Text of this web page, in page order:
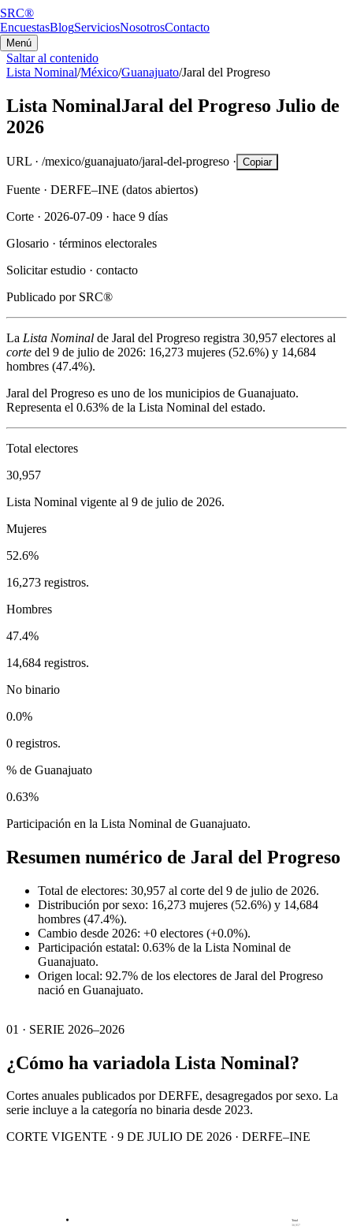
SRC®
EncuestasBlogServiciosNosotrosContacto
Menú
Saltar al contenido
Lista Nominal/México/Guanajuato/Jaral del Progreso
Lista NominalJaral del Progreso Julio de
2026
URL · /mexico/guanajuato/jaral-del-progreso · Copiar
Fuente · DERFE–INE (datos abiertos)
Corte · 2026-07-09 · hace 9 días
Glosario · términos electorales
Solicitar estudio · contacto
Publicado por SRC®
La Lista Nominal de Jaral del Progreso registra 30,957 electores al
corte del 9 de julio de 2026: 16,273 mujeres (52.6%) y 14,684
hombres (47.4%).
Jaral del Progreso es uno de los municipios de Guanajuato.
Representa el 0.63% de la Lista Nominal del estado.
Total electores
30,957
Lista Nominal vigente al 9 de julio de 2026.
Mujeres
52.6%
16,273 registros.
Hombres
47.4%
14,684 registros.
No binario
0.0%
0 registros.
% de Guanajuato
0.63%
Participación en la Lista Nominal de Guanajuato.
Resumen numérico de Jaral del Progreso
Total de electores: 30,957 al corte del 9 de julio de 2026.
Distribución por sexo: 16,273 mujeres (52.6%) y 14,684
hombres (47.4%).
Cambio desde 2026: +0 electores (+0.0%).
Participación estatal: 0.63% de la Lista Nominal de
Guanajuato.
Origen local: 92.7% de los electores de Jaral del Progreso
nació en Guanajuato.
01 · SERIE 2026–2026
¿Cómo ha variadola Lista Nominal?
Cortes anuales publicados por DERFE, desagregados por sexo. La
serie incluye a la categoría no binaria desde 2023.
CORTE VIGENTE · 9 DE JULIO DE 2026 · DERFE–INE
Total
30,957